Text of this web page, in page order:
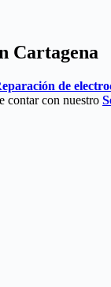
Cartagena
de
contar con nuestro